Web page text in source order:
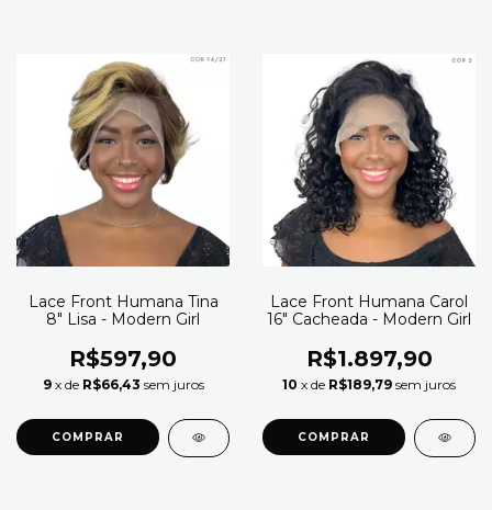
Lace Front Humana Tina
8" Lisa - Modern Girl
R$597,90
9 x de R$66,43 sem juros
COMPRAR
Lace Front Humana Carol
16" Cacheada - Modern Girl
R$1.897,90
10 x de R$189,79 sem juros
COMPRAR